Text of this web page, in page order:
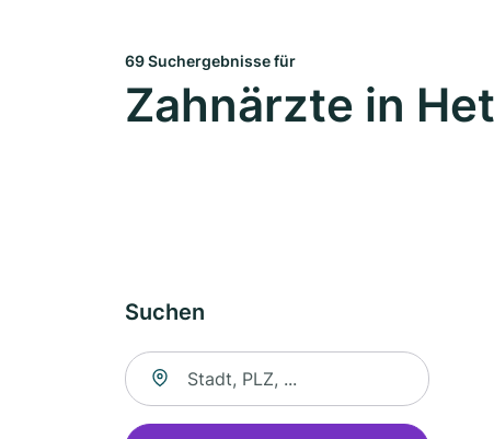
69 Suchergebnisse für
Zahnärzte in
Suchen
Suche nach Ort